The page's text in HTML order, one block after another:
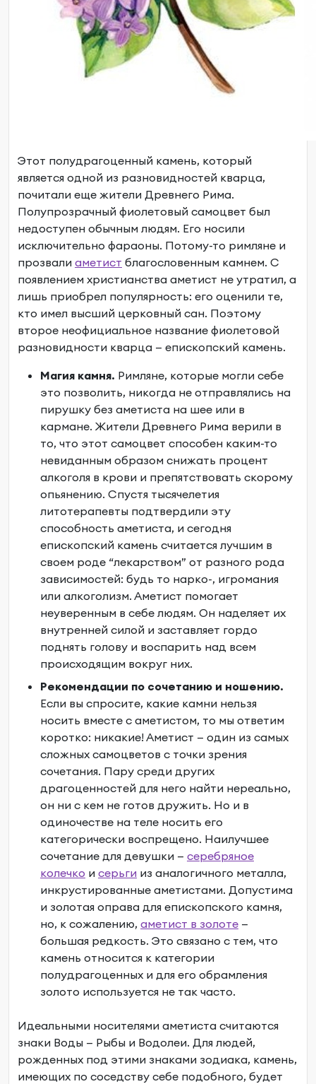
Этот полудрагоценный камень, который
является одной из разновидностей кварца,
почитали еще жители Древнего Рима.
Полупрозрачный фиолетовый самоцвет был
недоступен обычным людям. Его носили
исключительно фараоны. Потому-то римляне и
прозвали аметист благословенным камнем. С
появлением христианства аметист не утратил, а
лишь приобрел популярность: его оценили те,
кто имел высший церковный сан. Поэтому
второе неофициальное название фиолетовой
разновидности кварца — епископский камень.
Магия камня. Римляне, которые могли себе
это позволить, никогда не отправлялись на
пирушку без аметиста на шее или в
кармане. Жители Древнего Рима верили в
то, что этот самоцвет способен каким-то
невиданным образом снижать процент
алкоголя в крови и препятствовать скорому
опьянению. Спустя тысячелетия
литотерапевты подтвердили эту
способность аметиста, и сегодня
епископский камень считается лучшим в
своем роде “лекарством” от разного рода
зависимостей: будь то нарко-, игромания
или алкоголизм. Аметист помогает
неуверенным в себе людям. Он наделяет их
внутренней силой и заставляет гордо
поднять голову и воспарить над всем
происходящим вокруг них.
Рекомендации по сочетанию и ношению.
Если вы спросите, какие камни нельзя
носить вместе с аметистом, то мы ответим
коротко: никакие! Аметист — один из самых
сложных самоцветов с точки зрения
сочетания. Пару среди других
драгоценностей для него найти нереально,
он ни с кем не готов дружить. Но и в
одиночестве на теле носить его
категорически воспрещено. Наилучшее
сочетание для девушки — серебряное
колечко и серьги из аналогичного металла,
инкрустированные аметистами. Допустима
и золотая оправа для епископского камня,
но, к сожалению, аметист в золоте —
большая редкость. Это связано с тем, что
камень относится к категории
полудрагоценных и для его обрамления
золото используется не так часто.
Идеальными носителями аметиста считаются
знаки Воды — Рыбы и Водолеи. Для людей,
рожденных под этими знаками зодиака, камень,
имеющих по соседству себе подобного, будет